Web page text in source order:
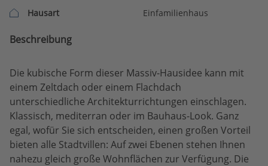
Hausart
Einfamilienhaus
Beschreibung
Die kubische Form dieser Massiv-Hausidee kann mit
einem Zeltdach oder einem Flachdach
unterschiedliche Architekturrichtungen einschlagen.
Klassisch, mediterran oder im Bauhaus-Look. Ganz
egal, wofür Sie sich entscheiden, einen großen Vorteil
bieten alle Stadtvillen: Auf zwei Ebenen stehen Ihnen
nahezu gleich große Wohnflächen zur Verfügung. Die